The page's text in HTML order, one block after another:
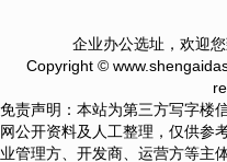
企业办公选址，欢迎您
Copyright ©
免责声明：本站为第三方写字楼
网公开资料及人工整理，仅供参
业管理方、开发商、运营方等主